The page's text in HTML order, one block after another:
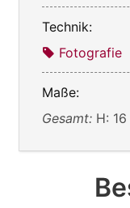
Technik:
Fotografie
Maße:
Gesamt: H: